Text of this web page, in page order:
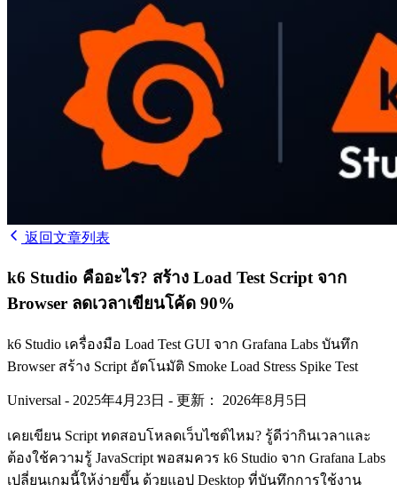
返回文章列表
k6 Studio คืออะไร? สร้าง Load Test Script จาก
Browser ลดเวลาเขียนโค้ด 90%
k6 Studio เครื่องมือ Load Test GUI จาก Grafana Labs บันทึก
Browser สร้าง Script อัตโนมัติ Smoke Load Stress Spike Test
Universal - 2025年4月23日 - 更新： 2026年8月5日
เคยเขียน Script ทดสอบโหลดเว็บไซต์ไหม? รู้ดีว่ากินเวลาและ
ต้องใช้ความรู้ JavaScript พอสมควร k6 Studio จาก Grafana Labs
เปลี่ยนเกมนี้ให้ง่ายขึ้น ด้วยแอป Desktop ที่บันทึกการใช้งาน